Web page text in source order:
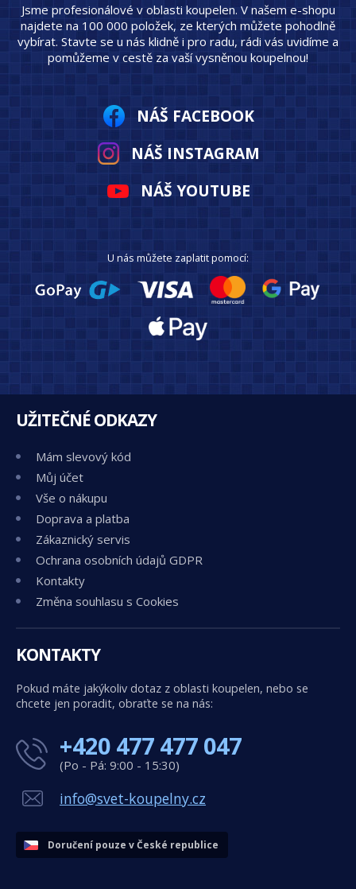
Jsme profesionálové v oblasti koupelen. V našem e-shopu
najdete na 100 000 položek, ze kterých můžete pohodlně
vybírat. Stavte se u nás klidně i pro radu, rádi vás uvidíme a
pomůžeme v cestě za vaší vysněnou koupelnou!
NÁŠ FACEBOOK
NÁŠ INSTAGRAM
NÁŠ YOUTUBE
U nás můžete zaplatit pomocí:
UŽITEČNÉ ODKAZY
Mám slevový kód
Můj účet
Vše o nákupu
Doprava a platba
Zákaznický servis
Ochrana osobních údajů GDPR
Kontakty
Změna souhlasu s Cookies
KONTAKTY
Pokud máte jakýkoliv dotaz z oblasti koupelen, nebo se
chcete jen poradit, obraťte se na nás:
+420 477 477 047
(Po - Pá: 9:00 - 15:30)
info@svet-koupelny.cz
Doručení pouze v České republice